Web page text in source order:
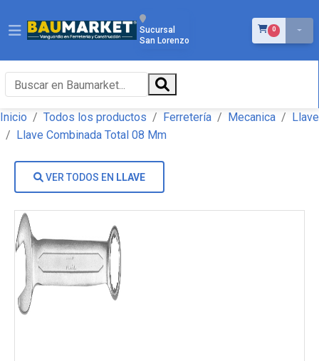
Sucursal
San Lorenzo
0ÍTEMS EN EL
Inicio Todos los productos Ferretería Mecanica
Llave
Llave Combinada Total 08 Mm
VER TODOS EN LLAVE